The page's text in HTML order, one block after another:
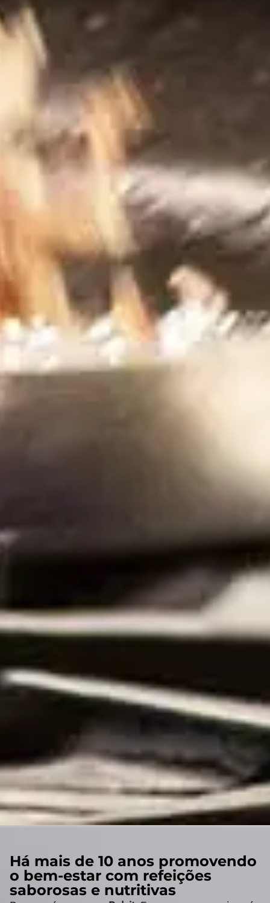
Há mais de 10 anos promovendo
o bem-estar com refeições
saborosas e nutritivas